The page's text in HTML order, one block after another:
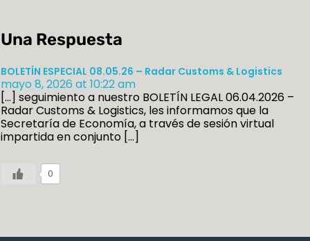
Una Respuesta
BOLETÍN ESPECIAL 08.05.26 – Radar Customs & Logistics
mayo 8, 2026 at 10:22 am
[…] seguimiento a nuestro BOLETÍN LEGAL 06.04.2026 –
Radar Customs & Logistics, les informamos que la
Secretaría de Economía, a través de sesión virtual
impartida en conjunto […]
0